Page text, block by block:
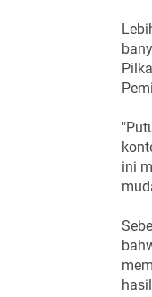
ini